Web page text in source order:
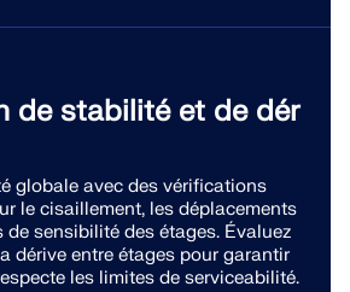
de stabilité et de dér
globale avec des vérifications
le cisaillement, les déplacements
de sensibilité des étages. Évaluez
dérive entre étages pour garantir
les limites de serviceabilité.